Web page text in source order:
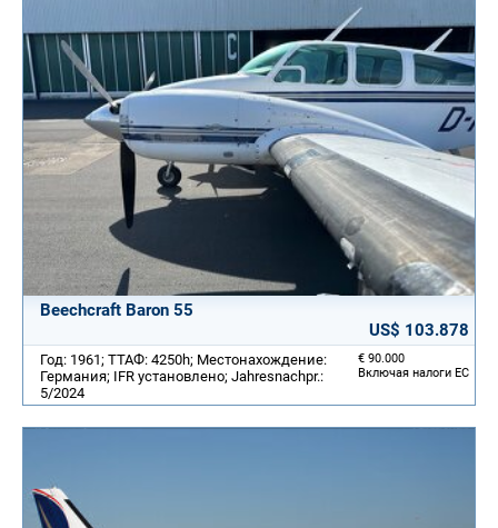
Beechcraft Baron 55
US$ 103.878
€ 90.000
Включая налоги ЕС
Год: 1961; ТТАФ: 4250h; Местонахождение:
Германия; IFR установлено; Jahresnachpr.:
5/2024